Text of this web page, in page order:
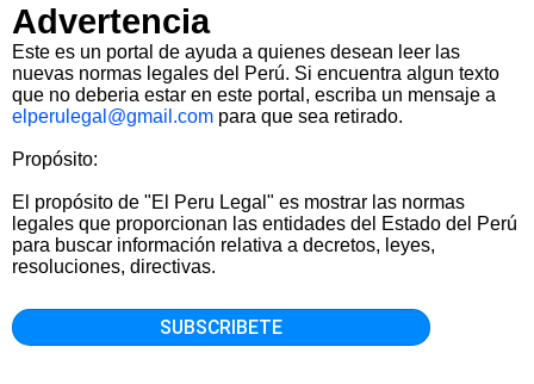
Advertencia
Este es un portal de ayuda a quienes desean leer las
nuevas normas legales del Perú. Si encuentra algun texto
que no deberia estar en este portal, escriba un mensaje a
elperulegal@gmail.com para que sea retirado.
Propósito:
El propósito de "El Peru Legal" es mostrar las normas
legales que proporcionan las entidades del Estado del Perú
para buscar información relativa a decretos, leyes,
resoluciones, directivas.